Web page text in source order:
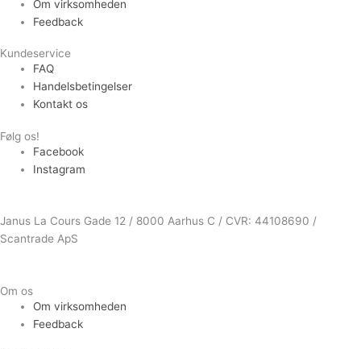
Om virksomheden
Feedback
Kundeservice
FAQ
Handelsbetingelser
Kontakt os
Følg os!
Facebook
Instagram
Janus La Cours Gade 12 / 8000 Aarhus C / CVR: 44108690 /
Scantrade ApS
Om os
Om virksomheden
Feedback